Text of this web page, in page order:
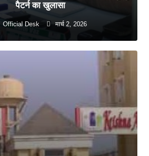
पैटर्न का खुलासा
Official Desk मार्च 2, 2026